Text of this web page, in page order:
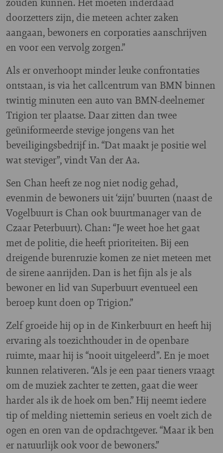
doorzetters zijn, die meteen achter zaken
aangaan, bewoners en corporaties aanschrijven
en voor een vervolg zorgen.”
Als er onverhoopt minder leuke confrontaties
ontstaan, is via het callcentrum van BMN binnen
twintig minuten een auto van BMN-deelnemer
Trigion ter plaatse. Daar zitten dan twee
geüniformeerde stevige jongens van het
beveiligingsbedrijf in. “Dat maakt je positie wel
wat steviger”, vindt Van der Aa.
Sen Chan heeft ze nog niet nodig gehad,
evenmin de bewoners uit ‘zijn’ buurten (naast de
Vogelbuurt is Chan ook buurtmanager van de
Czaar Peterbuurt). Chan: “Je weet hoe het gaat
met de politie, die heeft prioriteiten. Bij een
dreigende burenruzie komen ze niet meteen met
de sirene aanrijden. Dan is het fijn als je als
bewoner en lid van Superbuurt eventueel een
beroep kunt doen op Trigion.”
Zelf groeide hij op in de Kinkerbuurt en heeft hij
ervaring als toezichthouder in de openbare
ruimte, maar hij is “nooit uitgeleerd”. En je moet
kunnen relativeren. “Als je een paar tieners vraagt
om de muziek zachter te zetten, gaat die weer
harder als ik de hoek om ben.” Hij neemt iedere
tip of melding niettemin serieus en voelt zich de
ogen en oren van de opdrachtgever. “Maar ik ben
er natuurlijk ook voor de bewoners.”